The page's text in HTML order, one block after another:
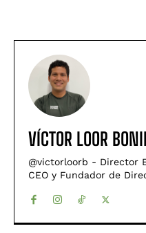
VÍCTOR LOOR
@victorloorb - Director
CEO y Fundador de